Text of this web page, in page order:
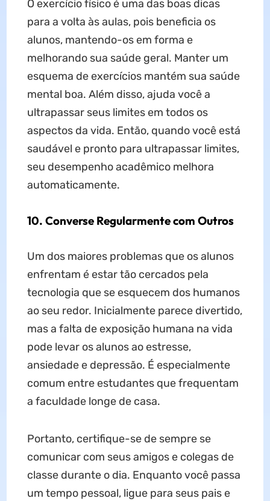
O exercício físico é uma das boas dicas
para a volta às aulas, pois beneficia os
alunos, mantendo-os em forma e
melhorando sua saúde geral. Manter um
esquema de exercícios mantém sua saúde
mental boa. Além disso, ajuda você a
ultrapassar seus limites em todos os
aspectos da vida. Então, quando você está
saudável e pronto para ultrapassar limites,
seu desempenho acadêmico melhora
automaticamente.
10. Converse Regularmente com Outros
Um dos maiores problemas que os alunos
enfrentam é estar tão cercados pela
tecnologia que se esquecem dos humanos
ao seu redor. Inicialmente parece divertido,
mas a falta de exposição humana na vida
pode levar os alunos ao estresse,
ansiedade e depressão. É especialmente
comum entre estudantes que frequentam
a faculdade longe de casa.
Portanto, certifique-se de sempre se
comunicar com seus amigos e colegas de
classe durante o dia. Enquanto você passa
um tempo pessoal, ligue para seus pais e